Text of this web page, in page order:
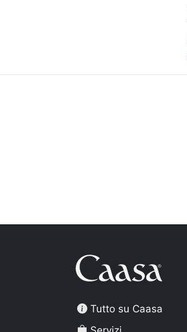
Tutto su Caasa